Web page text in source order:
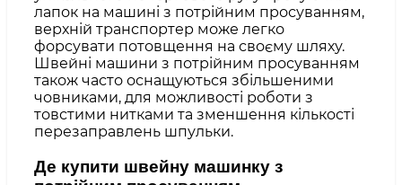
лапок на машині з потрійним просуванням,
верхній транспортер може легко
форсувати потовщення на своєму шляху.
Швейні машини з потрійним просуванням
також часто оснащуються збільшеними
човниками, для можливості роботи з
товстими нитками та зменшення кількості
перезаправлень шпульки.
Де купити швейну машинку з